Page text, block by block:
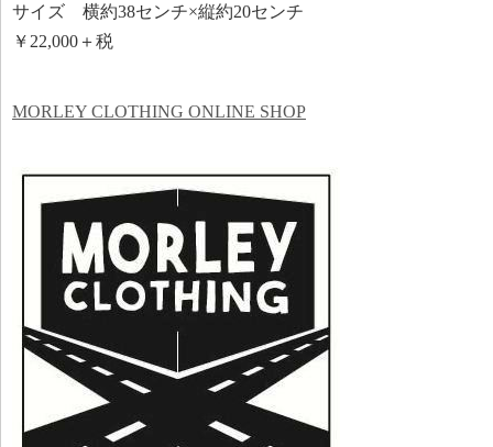
サイズ 横約38センチ×縦約20センチ
￥22,000＋税
MORLEY CLOTHING ONLINE SHOP